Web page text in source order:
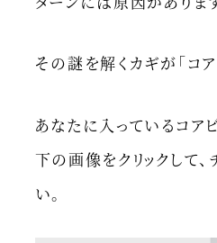
その謎を解くカギが「コア
あなたに入っているコア
下の画像をクリックして、
い。